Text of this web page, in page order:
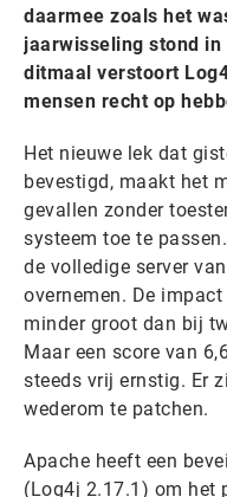
daarmee zoals het
jaarwisseling stond
ditmaal verstoort
mensen recht op
Het nieuwe lek dat
bevestigd, maakt het
gevallen zonder
systeem toe te
de volledige server
overnemen. De
minder groot dan bij
Maar een score van
steeds vrij ernstig. Er
wederom te patchen.
Apache heeft een
(Log4j 2.17.1) om het